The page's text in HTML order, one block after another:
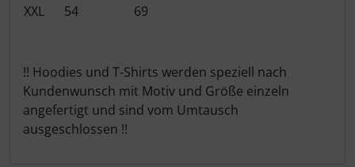
XXL
54 69
!! Hoodies und T-Shirts werden speziell nach
Kundenwunsch mit Motiv und Größe einzeln
angefertigt und sind vom Umtausch
ausgeschlossen !!